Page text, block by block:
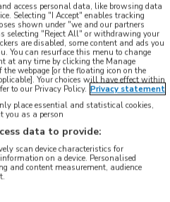
kijkers
deze uitzending live
gemist? U kunt
access personal data, like browsing data
Selecting "I Accept" enables tracking
shown under "we and our partners
selecting "Reject All" or withdrawing your
are disabled, some content and ads you
You can resurface this menu to change
at any time by clicking the Manage
the webpage [or the floating icon on the
Your choices will have effect within
to our Privacy Policy. Privacy statement
place essential and statistical cookies,
you as a person
data to provide:
scan device characteristics for
on a device. Personalised
and content measurement, audience